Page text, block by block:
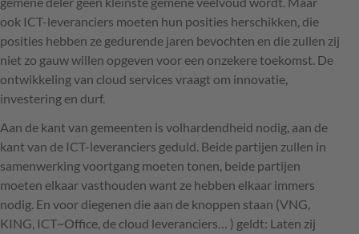
ook ICT-leveranciers moeten hun posities herschikken, die
posities hebben ze gedurende jaren bevochten en die zullen zij
niet zo gauw willen opgeven voor een onzekere toekomst. De
ontwikkeling van cloud services vraagt om innovatie,
investering en durf.
Aan de kant van gemeenten is volhardendheid nodig, aan de
kant van de ICT-leveranciers geduld. Beide partijen zullen in
samenwerking voortgang moeten tonen, beide partijen
moeten elkaar vasthouden want ze hebben elkaar immers
nodig. En voor diegenen die aan de knoppen staan (VNG,
KING, ICT~Office, de cloud leveranciers… ) geldt: Laten zij